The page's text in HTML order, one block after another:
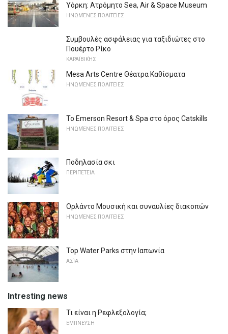
Υόρκη: Ατρόμητο Sea, Air & Space Museum
ΗΝΩΜΈΝΕΣ ΠΟΛΙΤΕΊΕΣ
Συμβουλές ασφάλειας για ταξιδιώτες στο
Πουέρτο Ρίκο
ΚΑΡΑΪΒΙΚΉΣ
Mesa Arts Centre Θέατρα Καθίσματα
ΗΝΩΜΈΝΕΣ ΠΟΛΙΤΕΊΕΣ
Το Emerson Resort & Spa στο όρος Catskills
ΗΝΩΜΈΝΕΣ ΠΟΛΙΤΕΊΕΣ
Ποδηλασία σκι
ΠΕΡΙΠΈΤΕΙΑ
Ορλάντο Μουσική και συναυλίες διακοπών
ΗΝΩΜΈΝΕΣ ΠΟΛΙΤΕΊΕΣ
Top Water Parks στην Ιαπωνία
ΑΣΊΑ
Intresting news
Τι είναι η Ρεφλεξολογία;
ΕΜΠΝΕΥΣΗ